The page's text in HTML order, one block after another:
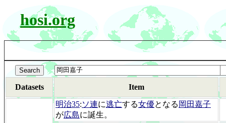
hosi.org
Datasets Item
明治35:ソ連に逃亡する女優となる 岡田嘉子
が広島に誕生。